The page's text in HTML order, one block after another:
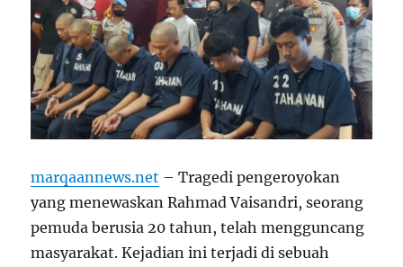
marqaannews.net –Tragedi pengeroyokan
yang menewaskan Rahmad Vaisandri, seorang
pemuda berusia 20 tahun, telah mengguncang
masyarakat. Kejadian ini terjadi di sebuah